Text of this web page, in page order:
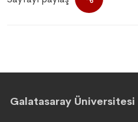
Galatasaray Üniversitesi